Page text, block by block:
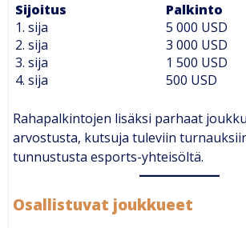
Sijoitus
Palkinto
1. sija
5 000 USD
2. sija
3 000 USD
3. sija
1 500 USD
4. sija
500 USD
Rahapalkintojen lisäksi parhaat
arvostusta, kutsuja tuleviin
tunnustusta esports-yhteisöltä.
Osallistuvat joukkueet